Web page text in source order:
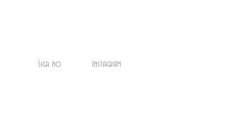
Siga no Instagram